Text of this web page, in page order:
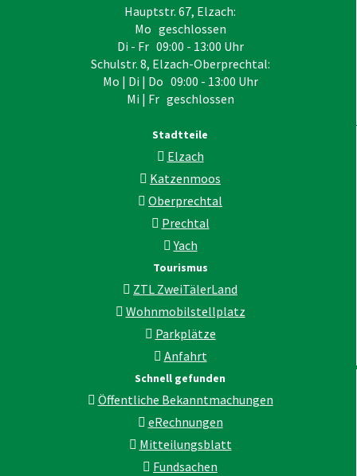
Hauptstr. 67, Elzach:
Mo geschlossen
Di - Fr 09:00 - 13:00 Uhr
Schulstr. 8, Elzach-Oberprechtal:
Mo | Di | Do 09:00 - 13:00 Uhr
Mi | Fr geschlossen
Stadtteile
Elzach
Katzenmoos
Oberprechtal
Prechtal
Yach
Tourismus
ZTL ZweiTälerLand
Wohnmobilstellplatz
Parkplätze
Anfahrt
Schnell gefunden
Öffentliche Bekanntmachungen
eRechnungen
Mitteilungsblatt
Fundsachen